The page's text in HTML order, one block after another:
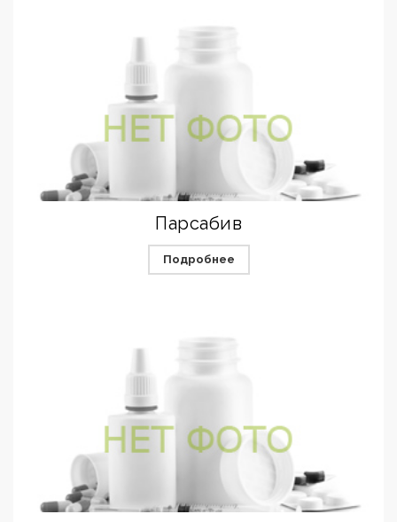
Парсабив
Подробнее